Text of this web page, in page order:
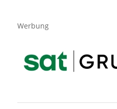
Werbung